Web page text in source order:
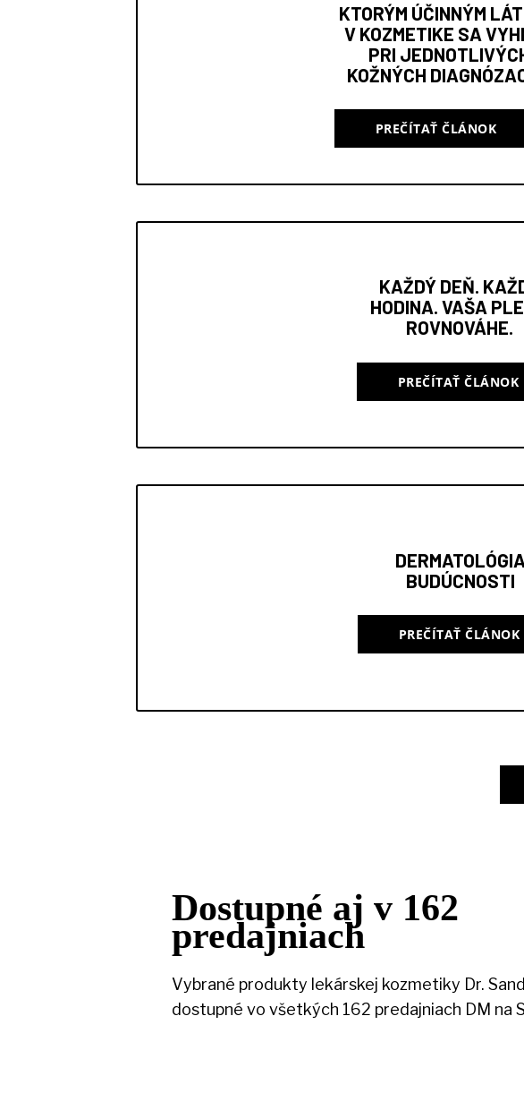
KTORÝM ÚČINNÝM
V KOZMETIKE SA
PRI
KOŽNÝCH
PREČÍTAŤ ČLÁNOK
KAŽDÝ DEŇ.
HODINA. VAŠA
ROVNOVÁHE.
PREČÍTAŤ ČLÁNOK
DERMATOLÓGIA
BUDÚCNOSTI
PREČÍTAŤ ČLÁNOK
Dostupné aj v 162
predajniach
Vybrané produkty lekárskej kozmetiky Dr.
dostupné vo všetkých 162 predajniach DM na